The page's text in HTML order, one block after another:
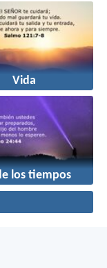
Vida
los tiempos